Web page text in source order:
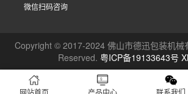
微信扫码咨询
Copyright © 2017-2024 佛山市德迅包装机械
Reserved. 粤ICP备19133643号
网站首页 产品中心 联系我们